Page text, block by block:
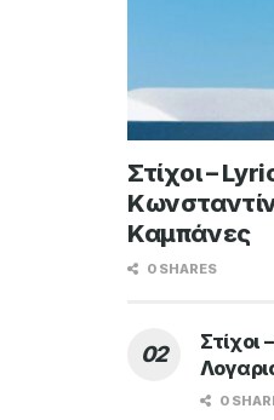
Στίχοι –
Καμπάνες
0 SHARES
Στίχοι
0